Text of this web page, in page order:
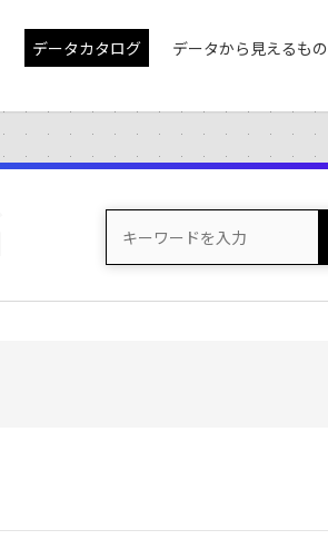
データカタログ データから見えるもの